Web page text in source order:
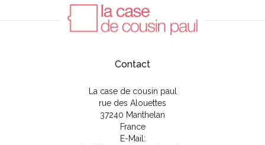
Contact
La case de cousin paul
rue des Alouettes
37240 Manthelan
France
E-Mail: